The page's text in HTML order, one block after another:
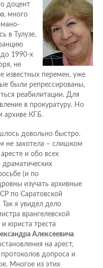
доцент
, много
в Тулузе,
1990-х
не
известных перемен, уже
были репрессированы,
реабилитации. Для
в прокуратуру. Но
архиве КГБ.
довольно быстро.
не захотела – слишком
и обо всех
(и по
изучать архивные
по Саратовской
я увидел дело
врангелевской
юриста треста
Алексеевича
на арест,
допроса и
Многое из этих